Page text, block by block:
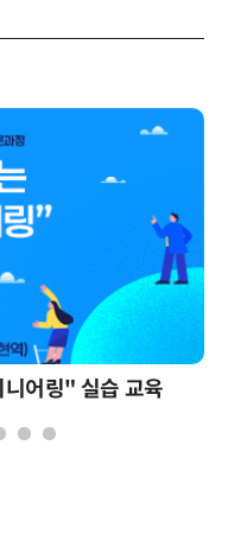
어링" 실습 교육